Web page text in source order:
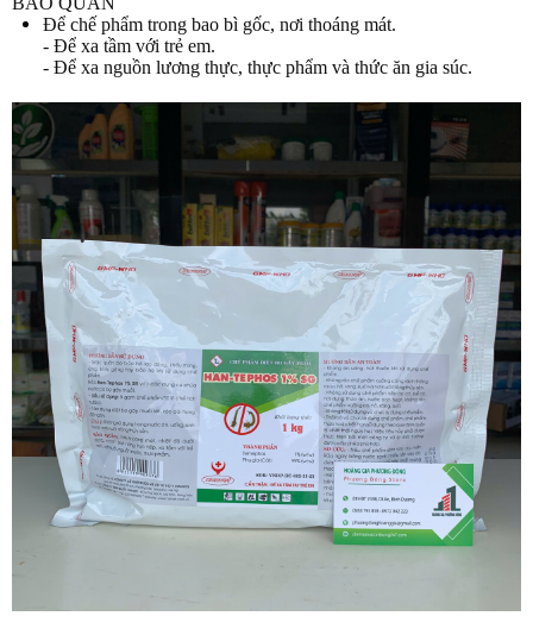
Để chế phẩm trong bao bì gốc, nơi thoáng mát.
- Để xa tầm với trẻ em.
- Để xa nguồn lương thực, thực phẩm và thức ăn gia súc.